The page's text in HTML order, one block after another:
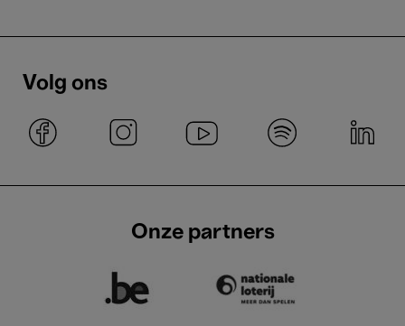
Volg ons
Onze partners